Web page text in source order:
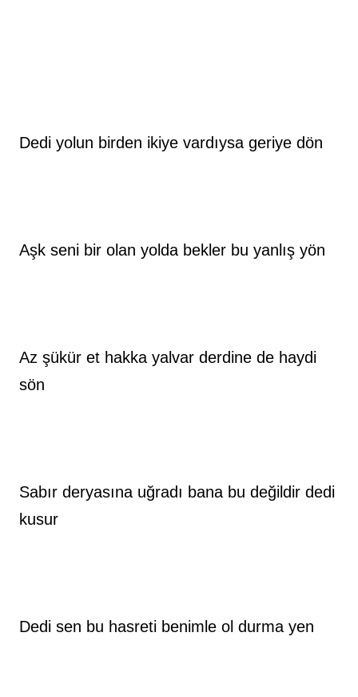
Dedi yolun birden ikiye vardıysa geriye dön
Aşk seni bir olan yolda bekler bu yanlış yön
Az şükür et hakka yalvar derdine de haydi
sön
Sabır deryasına uğradı bana bu değildir dedi
kusur
Dedi sen bu hasreti benimle ol durma yen